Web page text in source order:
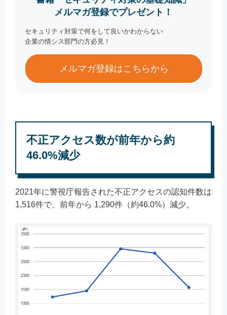
メルマガ登録でプレゼント！
セキュリティ対策で何をして良いかわからない
企業の情シス部門の方必見！
メルマガ登録はこちらから
不正アクセス数が前年から約
46.0%減少
2021年に警視庁報告された不正アクセスの認知件数は
1,516件で、前年から 1,290件（約46.0%）減少。